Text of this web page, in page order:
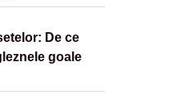
De ce
goale